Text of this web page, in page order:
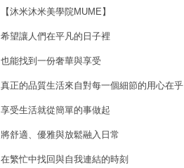
【沐米沐米美學院MUME】
希望讓人們在平凡的日子裡
也能找到一份奢華與享受
真正的品質生活來自對每一個細節的用心在乎
享受生活就從簡單的事做起
將舒適、優雅與放鬆融入日常
在繁忙中找回與自我連結的時刻